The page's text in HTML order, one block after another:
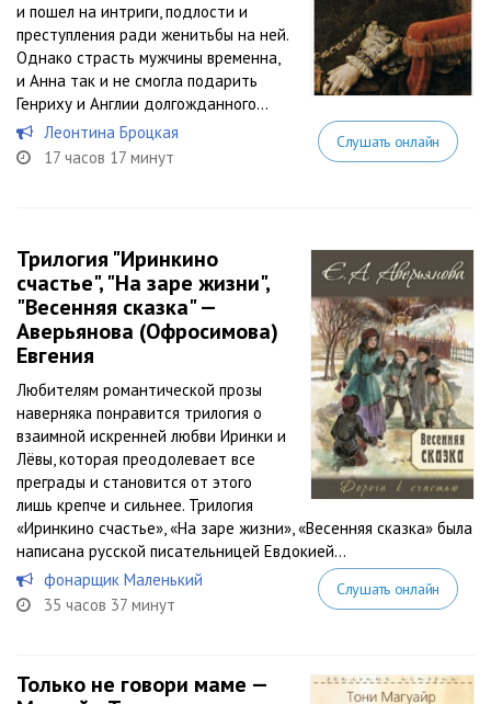
и пошел на интриги, подлости и
преступления ради женитьбы на ней.
Однако страсть мужчины временна,
и Анна так и не смогла подарить
Генриху и Англии долгожданного...
Леонтина Броцкая
17 часов 17 минут
Слушать онлайн
Трилогия "Иринкино
счастье", "На заре жизни",
"Весенняя сказка" —
Аверьянова (Офросимова)
Евгения
Любителям романтической прозы
наверняка понравится трилогия о
взаимной искренней любви Иринки и
Лёвы, которая преодолевает все
преграды и становится от этого
лишь крепче и сильнее. Трилогия
«Иринкино счастье», «На заре жизни», «Весенняя сказка» была
написана русской писательницей Евдокией...
фонарщик Маленький
35 часов 37 минут
Слушать онлайн
Только не говори маме —